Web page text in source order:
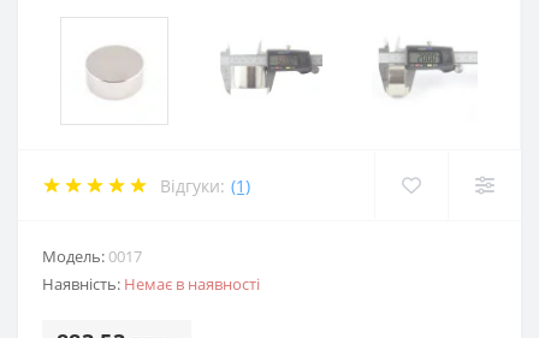
Відгуки: (1)
Модель:0017
Наявність: Немає в наявності